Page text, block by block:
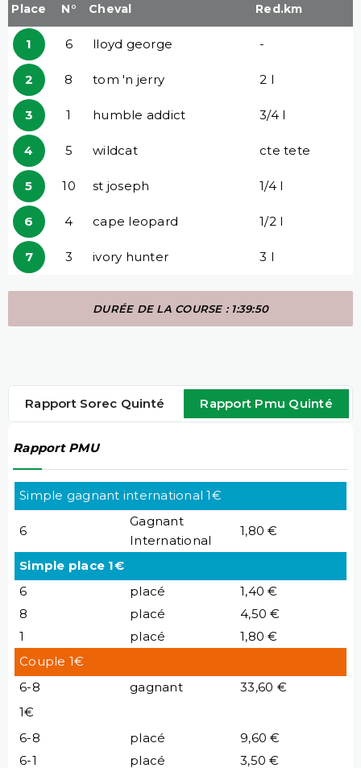
Place N° Cheval Red.km
1 6 lloyd george -
2 8 tom 'n jerry 2 l
3 1 humble addict 3/4 l
4 5 wildcat cte tete
5 10 st joseph 1/4 l
6 4 cape leopard 1/2 l
7 3 ivory hunter 3 l
DURÉE DE LA COURSE : 1:39:50
Rapport Sorec Quinté Rapport Pmu Quinté
Rapport PMU
Simple gagnant international 1€
6
Gagnant
International
1,80 €
Simple place 1€
6
placé
1,40 €
8
placé
4,50 €
1
placé
1,80 €
Couple 1€
6-8
gagnant
33,60 €
1€
6-8
placé
9,60 €
6-1
placé 3,50 €